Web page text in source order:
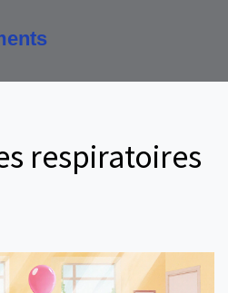
respiratoires